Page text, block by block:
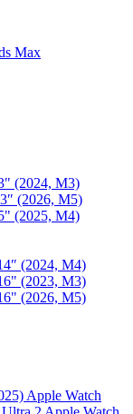
Max
(2024, M3)
(2026, M5)
(2025, M4)
(2024, M4)
(2023, M3)
(2026, M5)
Apple Watch